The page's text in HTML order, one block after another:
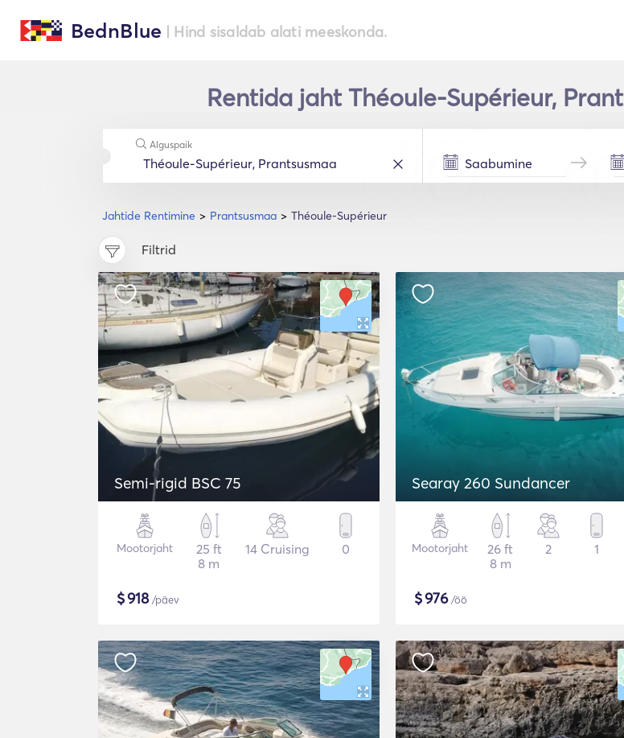
BednBlue | Hind sisaldab alati meeskonda.
Rentida jaht Théoule-Supérieur,
Jahtide Rentimine Prantsusmaa Théoule-Supérieur
Alguspaik
Filtrid
Semi-rigid BSC 75
Mootorjaht
25 ft
8 m
14 Cruising 0
$918/päev
Searay 260 Sundancer
Mootorjaht
26 ft
8 m
2 1
$976/öö